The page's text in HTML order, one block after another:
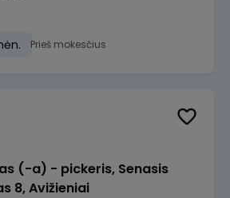
Prieš mokesčius
(-a) - pickeris, Senasis
8, Avižieniai